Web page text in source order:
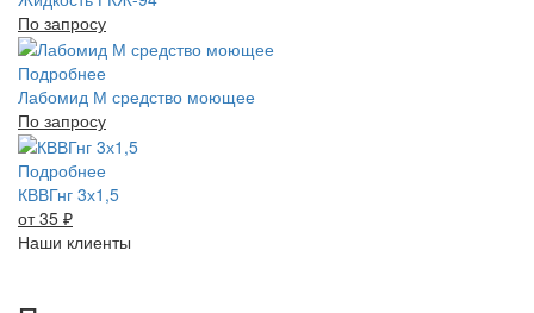
По запросу
Подробнее
Лабомид М средство моющее
По запросу
Подробнее
КВВГнг 3х1,5
от 35 ₽
Наши клиенты